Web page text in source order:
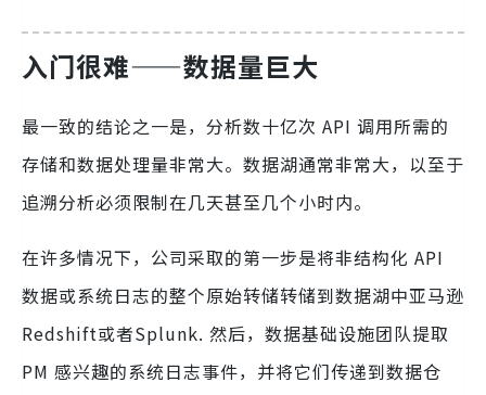
入门很难——数据量巨大
最一致的结论之一是，分析数十亿次 API 调用所需的
存储和数据处理量非常大。数据湖通常非常大，以至于
追溯分析必须限制在几天甚至几个小时内。
在许多情况下，公司采取的第一步是将非结构化 API
数据或系统日志的整个原始转储转储到数据湖中亚马逊
Redshift或者Splunk. 然后，数据基础设施团队提取
PM 感兴趣的系统日志事件，并将它们传递到数据仓